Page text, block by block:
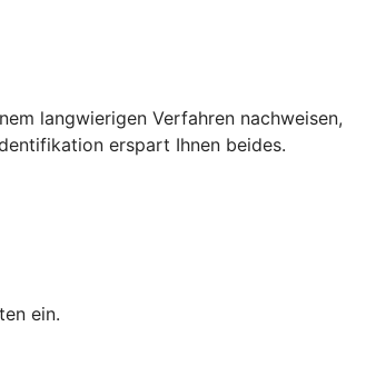
langwierigen Verfahren nachweisen,
erspart Ihnen beides.
ein.